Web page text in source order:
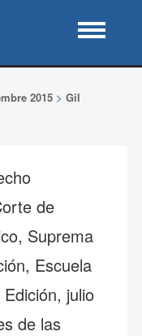
2015> Gil
de
Suprema
Escuela
julio
de las